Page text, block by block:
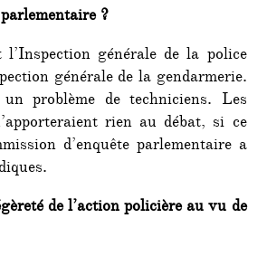
?
générale de la police
générale de la gendarmerie.
problème de techniciens. Les
rien au débat, si ce
d’enquête parlementaire a
de l’action policière au vu de